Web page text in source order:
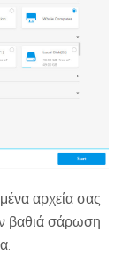
αρχεία σας
βαθιά σάρωση